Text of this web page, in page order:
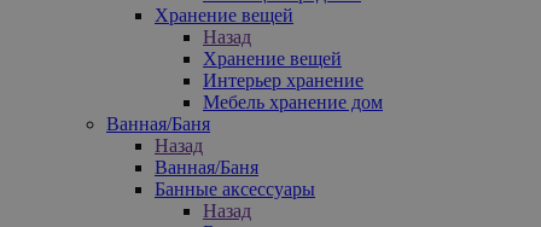
Хранение вещей
Назад
Хранение вещей
Интерьер хранение
Мебель хранение дом
Ванная/Баня
Назад
Ванная/Баня
Банные аксессуары
Назад